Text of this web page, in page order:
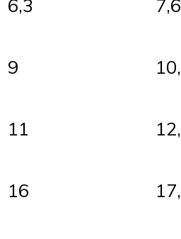
6,3 7,6
9
11
16